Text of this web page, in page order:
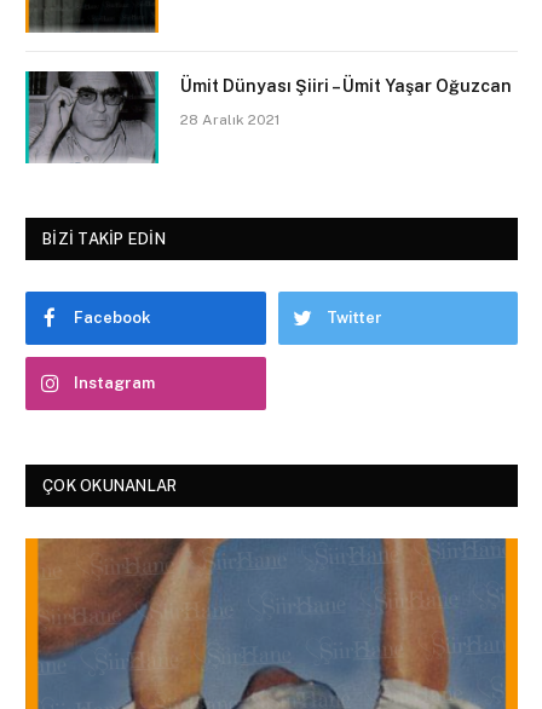
Ümit Dünyası Şiiri – Ümit Yaşar Oğuzcan
28 Aralık 2021
BIZI TAKIP EDIN
Facebook Twitter
Instagram
ÇOK OKUNANLAR